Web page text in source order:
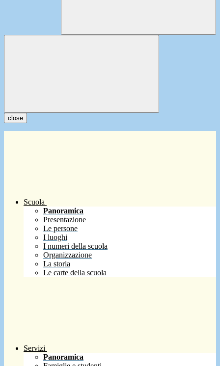
close
Scuola
Panoramica
Presentazione
Le persone
I luoghi
I numeri della scuola
Organizzazione
La storia
Le carte della scuola
Servizi
Panoramica